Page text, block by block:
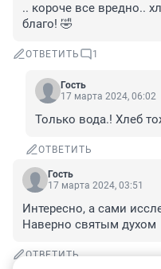
.. короче все вредно..
благо! 🤣
ОТВЕТИТЬ 1
Гость
17 марта 2024, 06:02
Только вода.! Хлеб
ОТВЕТИТЬ
Гость
17 марта 2024, 03:51
Интересно, а сами
Наверно святым духом
ОТВЕТИТЬ